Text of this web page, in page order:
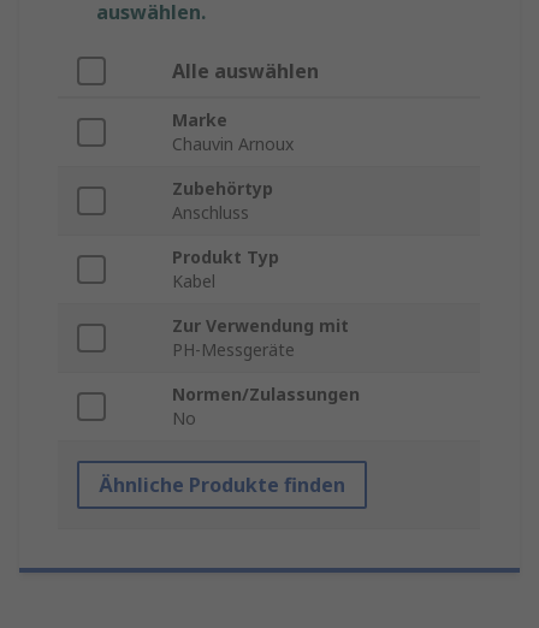
auswählen.
Alle auswählen
Marke
Chauvin Arnoux
Zubehörtyp
Anschluss
Produkt Typ
Kabel
Zur Verwendung mit
PH-Messgeräte
Normen/Zulassungen
No
Ähnliche Produkte finden